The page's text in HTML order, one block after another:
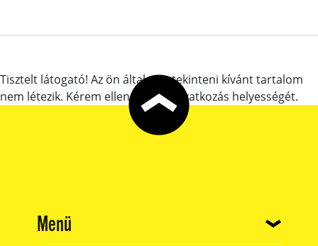
Tisztelt látogató! Az ön által megtekinteni kívánt tartalom
nem létezik. Kérem ellenőrizze a hivatkozás helyességét.
Menü